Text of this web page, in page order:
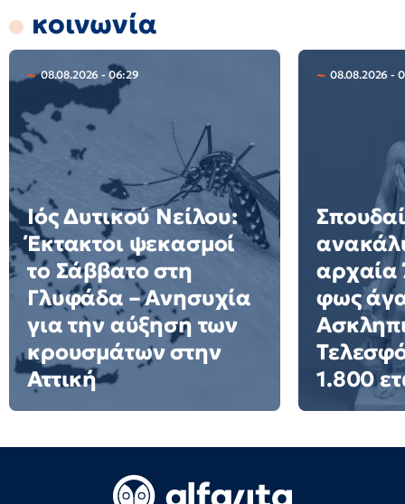
κοινωνία
08.08.2026 - 06:29
Ιός Δυτικού Νείλου:
Έκτακτοι ψεκασμοί
το Σάββατο στη
Γλυφάδα – Ανησυχία
για την αύξηση των
κρουσμάτων στην
Αττική
08.08.2026 -
αρχαία
φως
1.800